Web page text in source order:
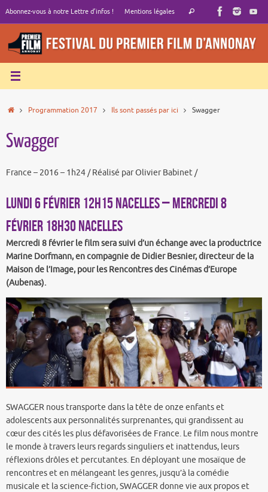
contenu
Abonnez-vous à notre Lettre d’infos ! Mentions légales
Recherche
Rechercher
AccueilProgrammation 2017 Ils sont passés par ici Swagger
Swagger
France – 2016 – 1h24 / Réalisé par Olivier Babinet /
LUNDI 6 FÉVRIER 12h15 NACELLES – MERCREDI 8
FÉVRIER 18h30 NACELLES
Mercredi 8 février le film sera suivi d’un échange avec la productrice
Marine Dorfmann, en compagnie de Didier Besnier, directeur de la
Maison de l’Image, pour les Rencontres des Cinémas d’Europe
(Aubenas).
SWAGGER nous transporte dans la tête de onze enfants et
adolescents aux personnalités surprenantes, qui grandissent au
cœur des cités les plus défavorisées de France. Le film nous montre
le monde à travers leurs regards singuliers et inattendus, leurs
réflexions drôles et percutantes. En déployant une mosaïque de
rencontres et en mélangeant les genres, jusqu’à la comédie
musicale et la science-fiction, SWAGGER donne vie aux propos et